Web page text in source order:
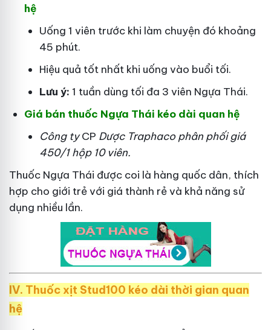
hệ
Uống 1 viên trước khi làm chuyện đó khoảng
45 phút.
Hiệu quả tốt nhất khi uống vào buổi tối.
Lưu ý: 1 tuần dùng tối đa 3 viên Ngựa Thái.
Giá bán thuốc Ngựa Thái kéo dài quan hệ
Công tyCP Dược Traphacophân phối giá
450/1 hộp 10 viên.
Thuốc Ngựa Thái được coi là hàng quốc dân, thích
hợp cho giới trẻ với giá thành rẻ và khả năng sử
dụng nhiều lần.
IV. Thuốc xịt Stud100 kéo dài thời gian quan
hệ